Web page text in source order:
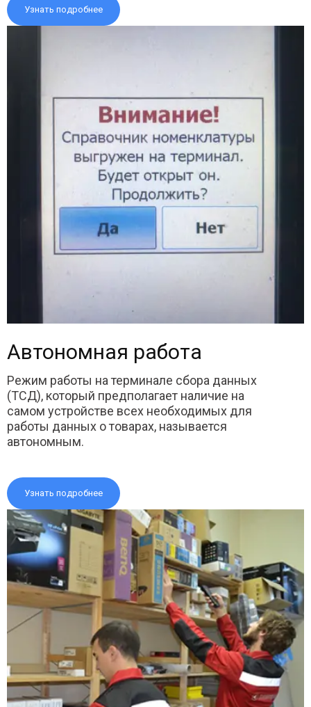
Узнать подробнее
Автономная работа
Режим работы на терминале сбора данных
(ТСД), который предполагает наличие на
самом устройстве всех необходимых для
работы данных о товарах, называется
автономным.
Узнать подробнее